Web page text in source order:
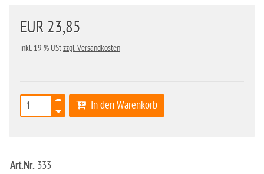
EUR 23,85
inkl. 19 % UStzzgl. Versandkosten
In den Warenkorb
Art.Nr. 333